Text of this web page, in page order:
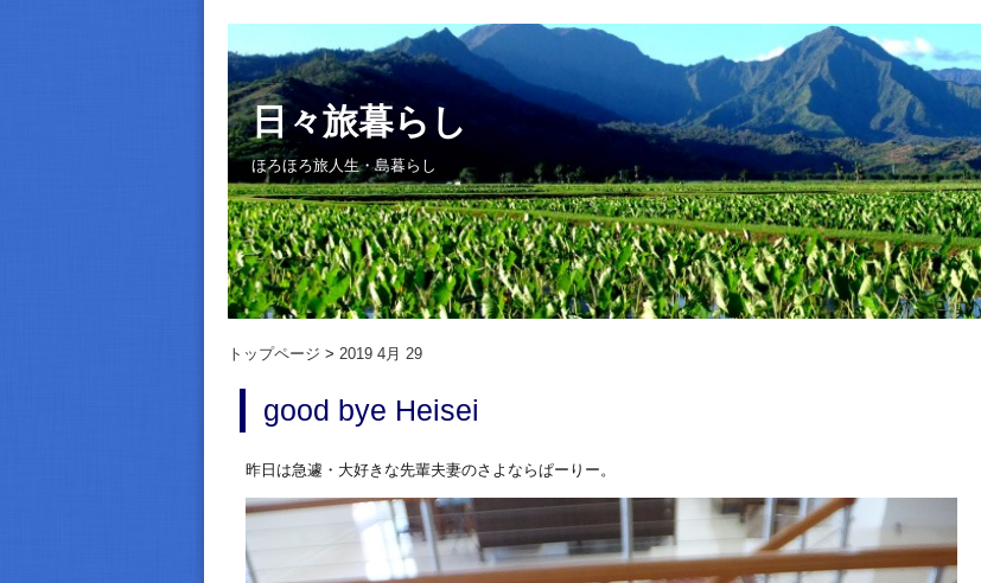
日々旅暮らし
ほろほろ旅人生・島暮らし
トップページ 2019 4月 29
good bye Heisei
昨日は急遽・大好きな先輩夫妻のさよならぱーりー。